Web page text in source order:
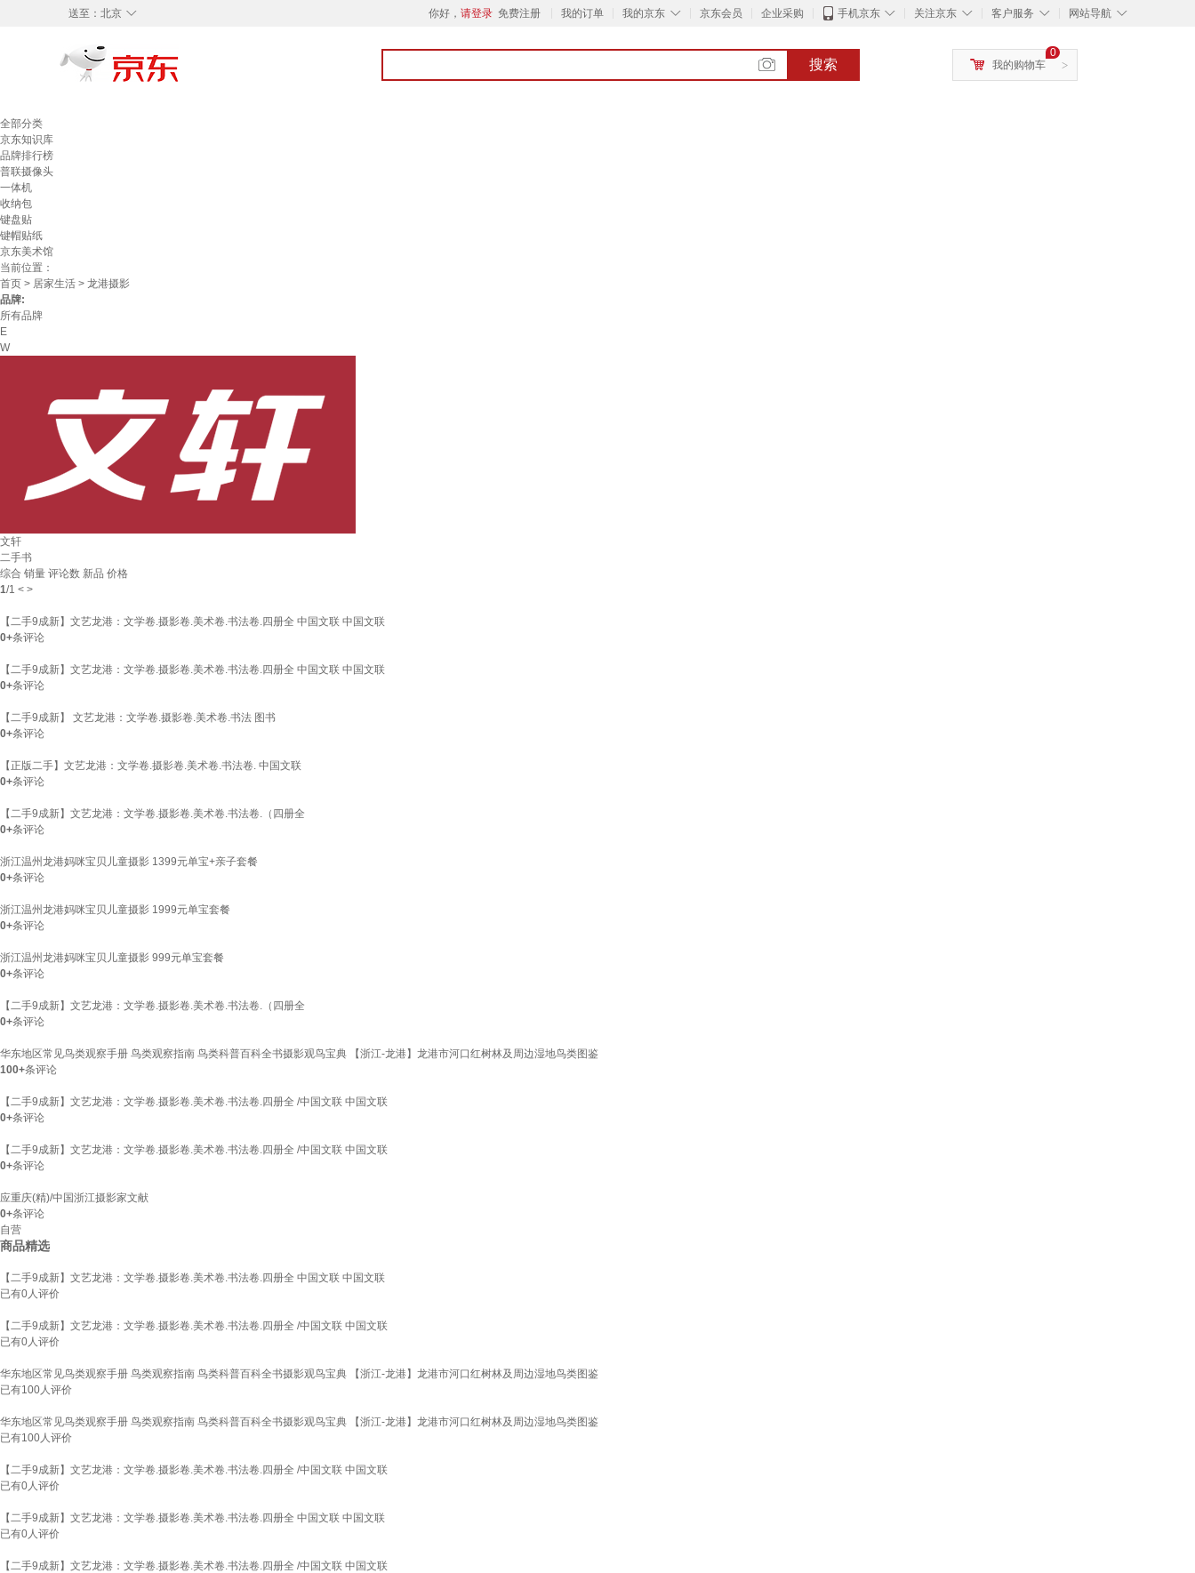
◇
送至： 北京 你好， 请登录 免费注册 我的订单 ◇
我的京东 京东会员 企业采购 ◇
手机京东 ◇
关注京东 ◇
客户服务 ◇
网站导航
搜索 >
0
我的购物车
全部分类
京东知识库
品牌排行榜
普联摄像头
一体机
收纳包
键盘贴
键帽贴纸
京东美术馆
当前位置：
首页 > 居家生活 > 龙港摄影
品牌:
所有品牌
E
W
文轩
二手书
综合 销量 评论数 新品 价格
1/1 < >
【二手9成新】文艺龙港：文学卷.摄影卷.美术卷.书法卷.四册全 中国文联 中国文联
0+条评论
【二手9成新】文艺龙港：文学卷.摄影卷.美术卷.书法卷.四册全 中国文联 中国文联
0+条评论
【二手9成新】 文艺龙港：文学卷.摄影卷.美术卷.书法 图书
0+条评论
【正版二手】文艺龙港：文学卷.摄影卷.美术卷.书法卷. 中国文联
0+条评论
【二手9成新】文艺龙港：文学卷.摄影卷.美术卷.书法卷.（四册全
0+条评论
浙江温州龙港妈咪宝贝儿童摄影 1399元单宝+亲子套餐
0+条评论
浙江温州龙港妈咪宝贝儿童摄影 1999元单宝套餐
0+条评论
浙江温州龙港妈咪宝贝儿童摄影 999元单宝套餐
0+条评论
【二手9成新】文艺龙港：文学卷.摄影卷.美术卷.书法卷.（四册全
0+条评论
华东地区常见鸟类观察手册 鸟类观察指南 鸟类科普百科全书摄影观鸟宝典 【浙江-龙港】龙港市河口红树林及周边湿地鸟类图鉴
100+条评论
【二手9成新】文艺龙港：文学卷.摄影卷.美术卷.书法卷.四册全 /中国文联 中国文联
0+条评论
【二手9成新】文艺龙港：文学卷.摄影卷.美术卷.书法卷.四册全 /中国文联 中国文联
0+条评论
应重庆(精)/中国浙江摄影家文献
0+条评论
自营
商品精选
【二手9成新】文艺龙港：文学卷.摄影卷.美术卷.书法卷.四册全 中国文联 中国文联
已有0人评价
【二手9成新】文艺龙港：文学卷.摄影卷.美术卷.书法卷.四册全 /中国文联 中国文联
已有0人评价
华东地区常见鸟类观察手册 鸟类观察指南 鸟类科普百科全书摄影观鸟宝典 【浙江-龙港】龙港市河口红树林及周边湿地鸟类图鉴
已有100人评价
华东地区常见鸟类观察手册 鸟类观察指南 鸟类科普百科全书摄影观鸟宝典 【浙江-龙港】龙港市河口红树林及周边湿地鸟类图鉴
已有100人评价
【二手9成新】文艺龙港：文学卷.摄影卷.美术卷.书法卷.四册全 /中国文联 中国文联
已有0人评价
【二手9成新】文艺龙港：文学卷.摄影卷.美术卷.书法卷.四册全 中国文联 中国文联
已有0人评价
【二手9成新】文艺龙港：文学卷.摄影卷.美术卷.书法卷.四册全 /中国文联 中国文联